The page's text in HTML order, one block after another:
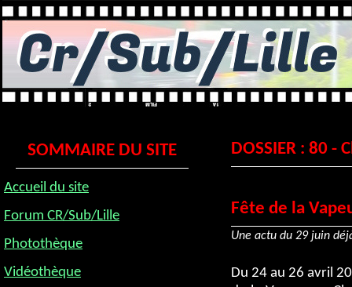
SOMMAIRE DU SITE
Accueil du site
Forum CR/Sub/Lille
Photothèque
Vidéothèque
DOSSIER : 80 -
Fête de la
Une actu du 29 juin
Du 24 au 26 avril